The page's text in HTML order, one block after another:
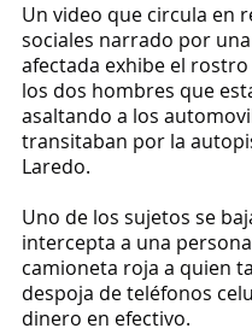
Un video que circula en
sociales narrado por
afectada exhibe el
los dos hombres que
asaltando a los
transitaban por la
Laredo.
Uno de los sujetos se
intercepta a una
camioneta roja a quien
despoja de teléfonos
dinero en efectivo.